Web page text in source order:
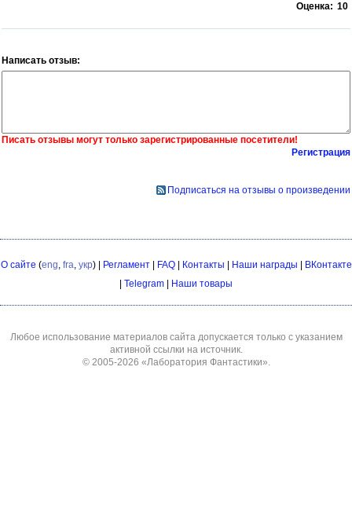
Оценка: 10
Написать отзыв:
Писать отзывы могут только зарегистрированные посетители!
Регистрация
Подписаться на отзывы о произведении
О сайте (eng, fra, укр) | Регламент| FAQ| Контакты Наши награды
ВКонтакте
Telegram Наши товары
Любое использование материалов сайта допускается только с указанием
активной ссылки на источник.
© 2005-2026 «Лаборатория Фантастики».